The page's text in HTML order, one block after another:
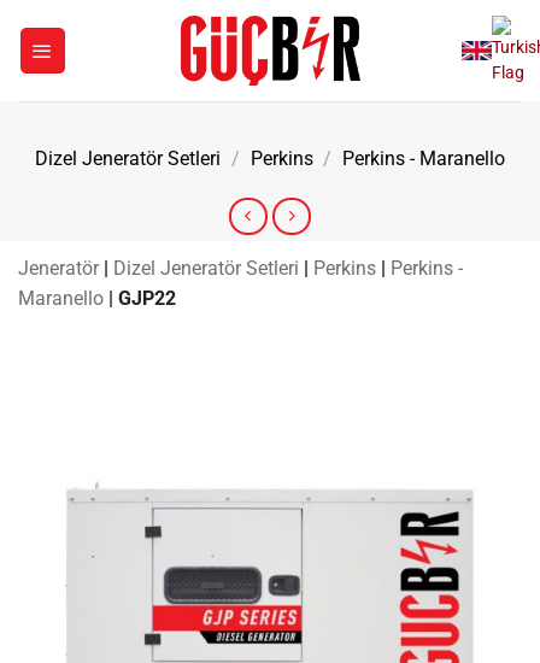
Dizel Jeneratör Setleri / Perkins / Perkins - Maranello
Jeneratör | Dizel Jeneratör Setleri | Perkins | Perkins -
Maranello | GJP22